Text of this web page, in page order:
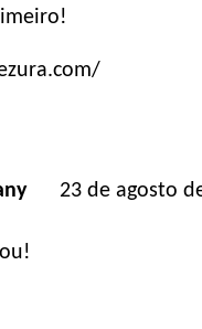
23 de agosto